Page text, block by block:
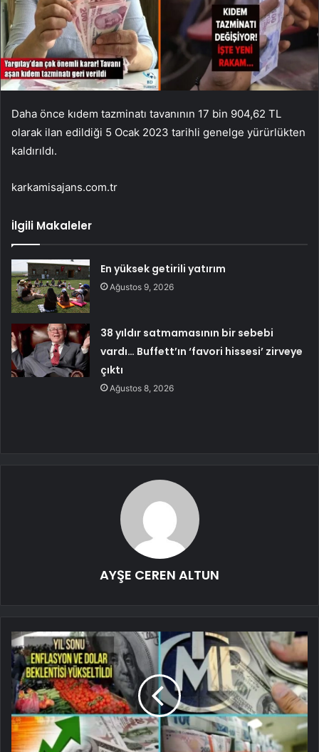
Daha önce kıdem tazminatı tavanının 17 bin 904,62 TL
olarak ilan edildiği 5 Ocak 2023 tarihli genelge yürürlükten
kaldırıldı.
karkamisajans.com.tr
İlgili Makaleler
En yüksek getirili yatırım
Ağustos 9, 2026
38 yıldır satmamasının bir sebebi
vardı… Buffett’ın ‘favori hissesi’ zirveye
çıktı
Ağustos 8, 2026
AYŞE CEREN ALTUN